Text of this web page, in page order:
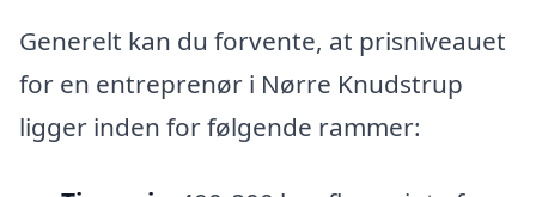
Generelt kan du forvente, at prisniveauet
for en entreprenør i Nørre Knudstrup
ligger inden for følgende rammer: